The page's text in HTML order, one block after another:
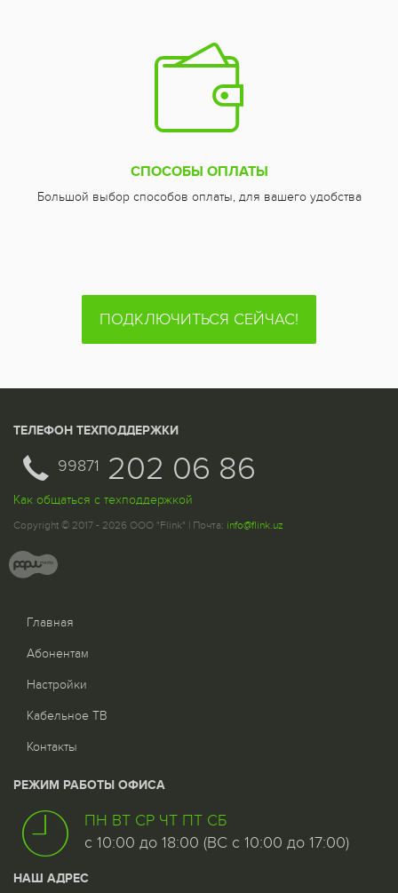
СПОСОБЫ ОПЛАТЫ
Большой выбор способов оплаты, для вашего удобства
ПОДКЛЮЧИТЬСЯ СЕЙЧАС!
ТЕЛЕФОН ТЕХПОДДЕРЖКИ
99871 202 06 86
Как общаться с техподдержкой
Copyright © 2017 - 2026 ООО "Flink" | Почта: info@flink.uz
Главная
Абонентам
Настройки
Кабельное ТВ
Контакты
РЕЖИМ РАБОТЫ ОФИСА
ПН ВТ СР ЧТ ПТ СБ
с 10:00 до 18:00 (ВС с 10:00 до 17:00)
НАШ АДРЕС